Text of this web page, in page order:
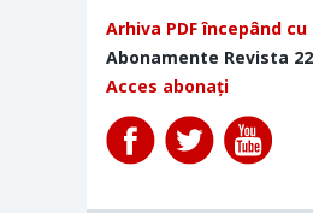
Arhiva PDF începând cu
Abonamente Revista 22
Acces abonați